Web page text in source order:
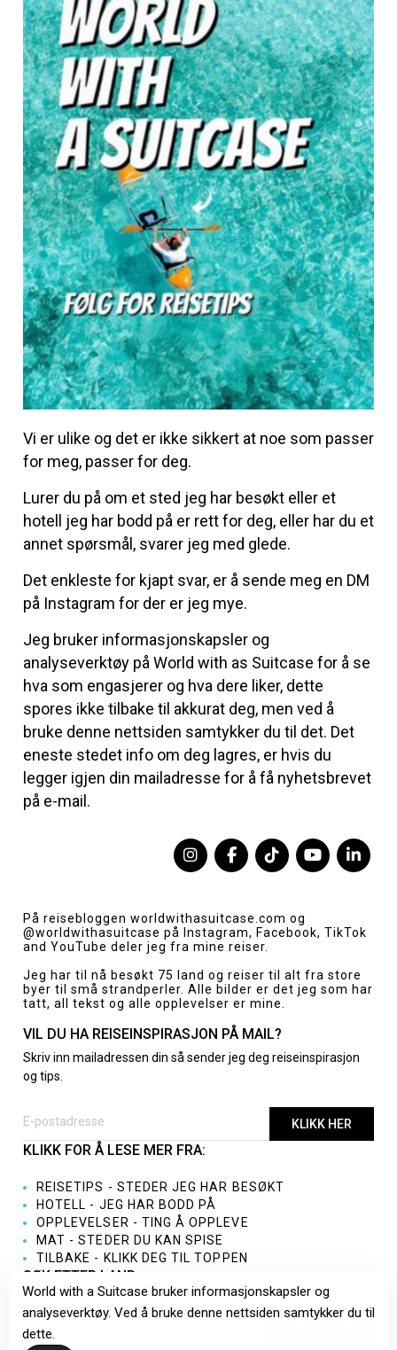
Vi er ulike og det er ikke sikkert at noe som passer
for meg, passer for deg.
Lurer du på om et sted jeg har besøkt eller et
hotell jeg har bodd på er rett for deg, eller har du et
annet spørsmål, svarer jeg med glede.
Det enkleste for kjapt svar, er å sende meg en DM
på Instagram for der er jeg mye.
Jeg bruker informasjonskapsler og
analyseverktøy på World with as Suitcase for å se
hva som engasjerer og hva dere liker, dette
spores ikke tilbake til akkurat deg, men ved å
bruke denne nettsiden samtykker du til det. Det
eneste stedet info om deg lagres, er hvis du
legger igjen din mailadresse for å få nyhetsbrevet
på e-mail.
På reisebloggen worldwithasuitcase.com og
@worldwithasuitcase på Instagram, Facebook, TikTok
and YouTube deler jeg fra mine reiser.
Jeg har til nå besøkt 75 land og reiser til alt fra store
byer til små strandperler. Alle bilder er det jeg som har
tatt, all tekst og alle opplevelser er mine.
VIL DU HA REISEINSPIRASJON PÅ MAIL?
Skriv inn mailadressen din så sender jeg deg reiseinspirasjon
og tips.
SØK ETTER LAND
KLIKK FOR Å LESE MER FRA:
REISETIPS - STEDER JEG HAR BESØKT
HOTELL - JEG HAR BODD PÅ
OPPLEVELSER - TING Å OPPLEVE
MAT - STEDER DU KAN SPISE
TILBAKE - KLIKK DEG TIL TOPPEN
World with a Suitcase bruker informasjonskapsler og
analyseverktøy. Ved å bruke denne nettsiden samtykker du til
dette.